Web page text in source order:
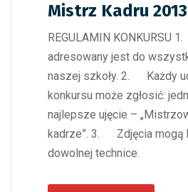
Mistrz Kadru
REGULAMIN KONKURSU
adresowany jest do
naszej szkoły. 2. Każdy
konkursu może zgłosić:
najlepsze ujęcie –
kadrze”. 3. Zdjęcia mogą
dowolnej technice.